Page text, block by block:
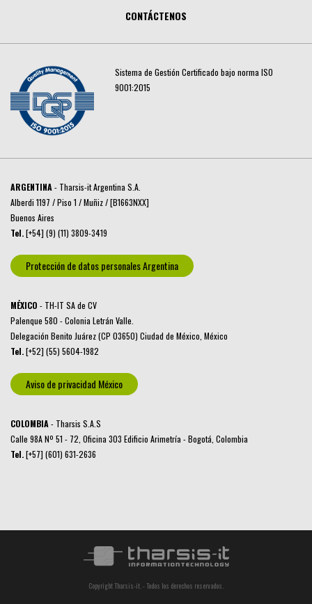
CONTÁCTENOS
Sistema de Gestión Certificado bajo norma ISO
9001:2015
ARGENTINA - Tharsis-it Argentina S.A.
Alberdi 1197 / Piso 1 / Muñiz / [B1663NXX]
Buenos Aires
Tel.[+54] (9) (11) 3809-3419
Protección de datos personales Argentina
MÉXICO - TH-IT SA de CV
Palenque 580 - Colonia Letrán Valle.
Delegación Benito Juárez (CP 03650) Ciudad de México, México
Tel.[+52] (55) 5604-1982
Aviso de privacidad México
COLOMBIA - Tharsis S.A.S
Calle 98A Nº 51 - 72, Oficina 303 Edificio Arimetría - Bogotá, Colombia
Tel.[+57] (601) 631-2636
Copyright Tharsis-it. - Todos los derechos reservados.